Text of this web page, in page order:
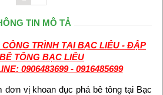
TIN MÔ TẢ
TRÌNH TẠI BẠC LIÊU - ĐẬP
TÔNG BẠC LIÊU
0906483699 - 0916485699
đơn vị khoan đục phá bê tông tại Bạc